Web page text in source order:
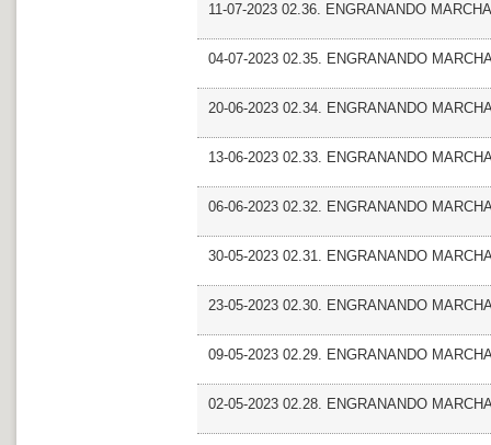
11-07-2023 02.36. ENGRANANDO
04-07-2023 02.35. ENGRANANDO
20-06-2023 02.34. ENGRANANDO
13-06-2023 02.33. ENGRANANDO
06-06-2023 02.32. ENGRANANDO
30-05-2023 02.31. ENGRANANDO
23-05-2023 02.30. ENGRANANDO
09-05-2023 02.29. ENGRANANDO
02-05-2023 02.28. ENGRANANDO